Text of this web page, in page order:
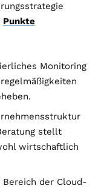
Punkte
Monitoring
stellt
wirtschaftlich
Bereich der Cloud-